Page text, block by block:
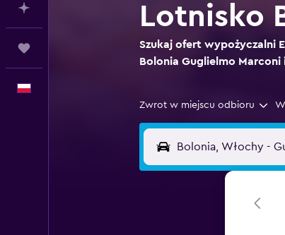
Lotnisko
Szukaj ofert wypożyczalni
Bolonia Guglielmo Marconi
Zwrot w miejscu odbioru